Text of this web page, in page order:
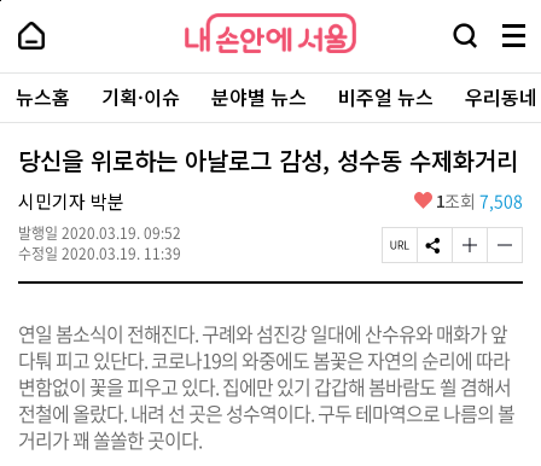
본
로
가
내
손
안
에
서
울
-
서
울
시
대
표
소
포
털
내
손
에
울
검
창
열
기
메
뉴
전
체
보
기
주
요
서
뉴스홈 기획·이슈 분야별 뉴스 비주얼 뉴스 우리동
당신을 위로하는 아날로그 감성, 성수동 수제화거리
시민기자 박분
발행일 2020.03.19. 09:52
수정일 2020.03.19. 11:39
좋
요
1조회 7,508
페
이
R
L
복
사
S
N
유
하
기
글
자
크
게
변
경
하
글
자
작
게
변
경
하
연일 봄소식이 전해진다. 구례와 섬진강 일대에 산수유와 매화가 앞
다퉈 피고 있단다. 코로나19의 와중에도 봄꽃은 자연의 순리에 따라
변함없이 꽃을 피우고 있다. 집에만 있기 갑갑해 봄바람도 쐴 겸해서
전철에 올랐다. 내려 선 곳은 성수역이다. 구두 테마역으로 나름의 볼
거리가 꽤 쏠쏠한 곳이다.
페
상
단
로